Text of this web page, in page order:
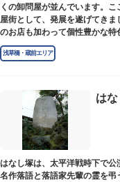
くの卸問屋が並んでいます。
屋街として、発展を遂げてき
のお店も加わって個性豊かな特
浅草橋・蔵前エリア
は
はなし塚は、太平洋戦時下で
名作落語と落語家先輩の霊を